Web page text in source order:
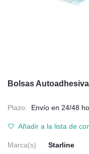
Bolsas
Plazo: Envío en 24/48
Añadir a la lista de
Marca(s) Starline